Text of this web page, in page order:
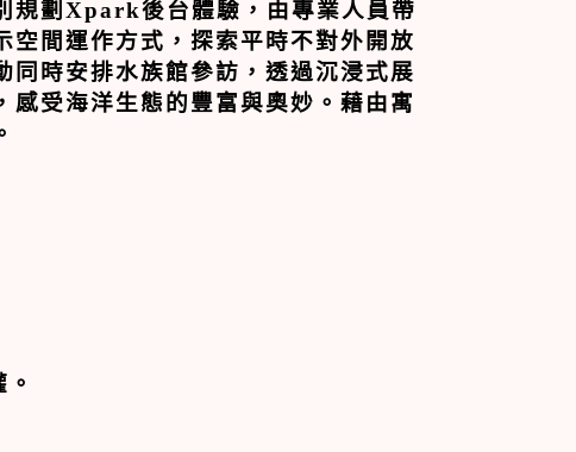
規劃Xpark後台體驗，由專業人員帶
空間運作方式，探索平時不對外開放
同時安排水族館參訪，透過沉浸式展
受海洋生態的豐富與奧妙。藉由寓